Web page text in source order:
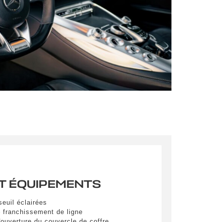
eget
eget
ÉQUIPEMENTS
éclairées
franchissement de ligne